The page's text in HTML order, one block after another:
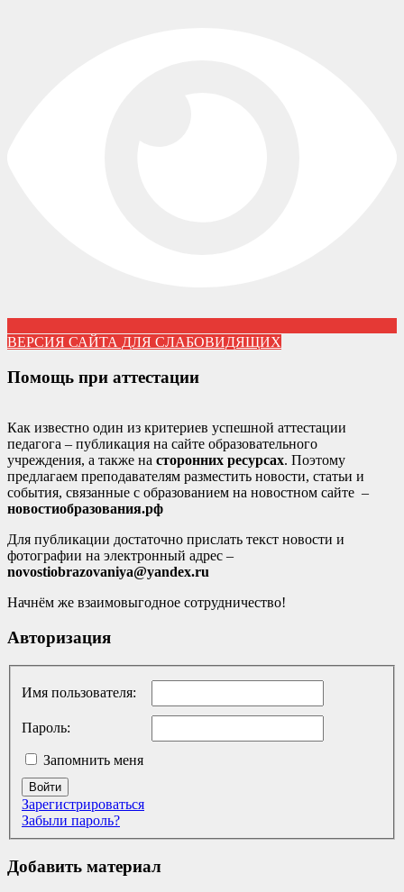
ВЕРСИЯ САЙТА ДЛЯ СЛАБОВИДЯЩИХ
Помощь при аттестации
Как известно один из критериев успешной аттестации
педагога – публикация на сайте образовательного
учреждения, а также на сторонних ресурсах. Поэтому
предлагаем преподавателям разместить новости, статьи и
события, связанные с образованием на новостном сайте –
новостиобразования.рф
Для публикации достаточно прислать текст новости и
фотографии на электронный адрес –
novostiobrazovaniya@yandex.ru
Начнём же взаимовыгодное сотрудничество!
Авторизация
Имя пользователя:
Пароль:
Запомнить меня
Войти
Зарегистрироваться
Забыли пароль?
Добавить материал